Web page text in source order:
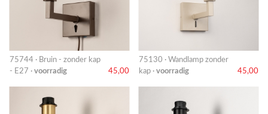
75744 · Bruin - zonder kap
- E27 · voorradig 45,00
75130 · Wandlamp zonder
kap · voorradig 45,00